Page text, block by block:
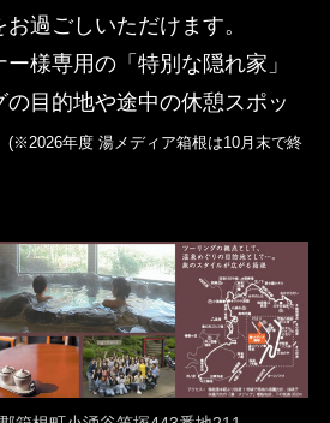
過ごしいただけます。
様専用の「特別な隠れ家」
の目的地や途中の休憩スポッ
(※2026年度 湯メディア箱根は10月末で終